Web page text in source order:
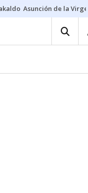
Asunción de la Virgen